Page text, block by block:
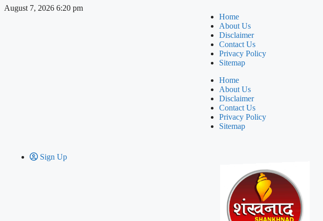
August 7, 2026 6:20 pm
Home
About Us
Disclaimer
Contact Us
Privacy Policy
Sitemap
Home
About Us
Disclaimer
Contact Us
Privacy Policy
Sitemap
Sign Up